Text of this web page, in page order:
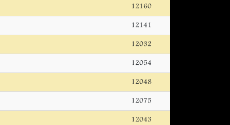
12160
12141
12032
12054
12048
12075
12043